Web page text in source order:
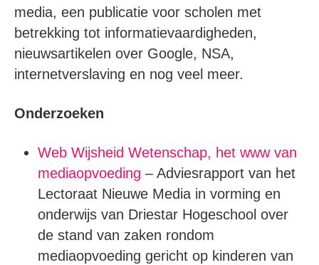
media, een publicatie voor scholen met
betrekking tot informatievaardigheden,
nieuwsartikelen over Google, NSA,
internetverslaving en nog veel meer.
Onderzoeken
Web Wijsheid Wetenschap, het www van
mediaopvoeding – Adviesrapport van het
Lectoraat Nieuwe Media in vorming en
onderwijs van Driestar Hogeschool over
de stand van zaken rondom
mediaopvoeding gericht op kinderen van